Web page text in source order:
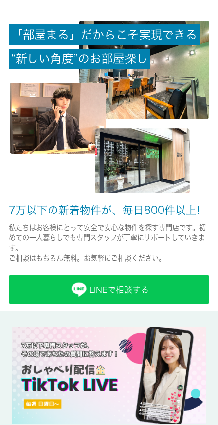
償却/敷引
-/-
権利金/雑費
-/-
総戸数
現状/入居可能日
保険加入/料金
有/-
保険名/保険期間
住宅保険料/-
ハウスリーブ株式会社 契約時保証委託料：2.2万/月額保証委託
料：賃料総額の2.2％又は5.5％ ※ペット可は2.5万/2.5％
賃貸区分/契約期間
一般/-
「 部屋 ま る 」 だ か ら こ そ実現で き る
“新 し い角 度”のお部屋探 し
7万以下の新着物件が、毎日800件以上!
私たちはお客様にとって安全で安心な物件を探す専門店です。初
めての一人暮らしでも専門スタッフが丁寧にサポートしていきま
す。
ご相談はもちろん無料。お気軽にご相談ください。
LINEで相談する